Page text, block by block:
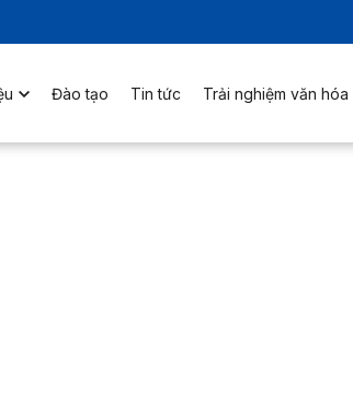
Đào tạo Tin tức Trải nghiệm văn hóa